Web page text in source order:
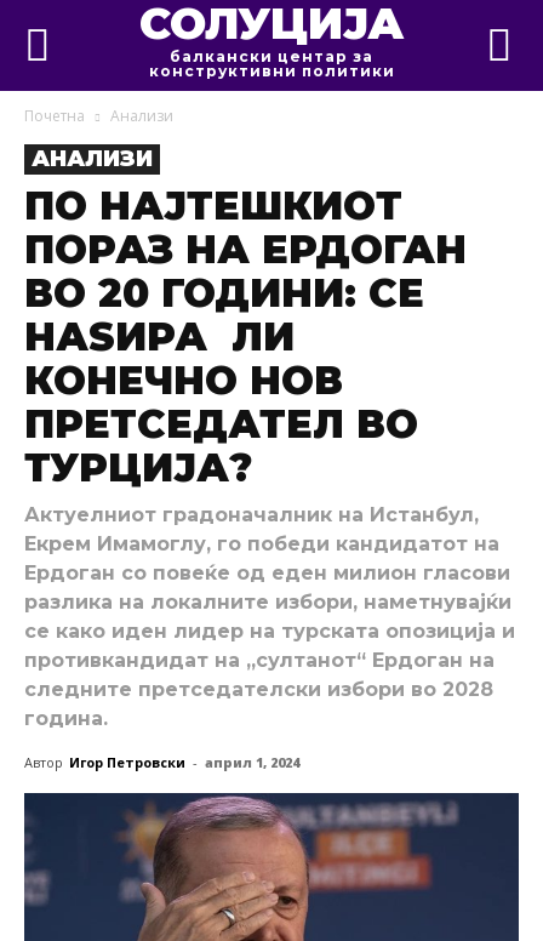
СОЛУЦИЈА
балкански центар за
конструктивни политики
Почетна Анализи
АНАЛИЗИ
ПО НАЈТЕШКИОТ
ПОРАЗ НА ЕРДОГАН
ВО 20 ГОДИНИ: СЕ
НАЅИРА ЛИ
КОНЕЧНО НОВ
ПРЕТСЕДАТЕЛ ВО
ТУРЦИЈА?
Актуелниот градоначалник на Истанбул,
Екрем Имамоглу, го победи кандидатот на
Ердоган со повеќе од еден милион гласови
разлика на локалните избори, наметнувајќи
се како иден лидер на турската опозиција и
противкандидат на „султанот“ Ердоган на
следните претседателски избори во 2028
година.
Автор Игор Петровски - април 1, 2024